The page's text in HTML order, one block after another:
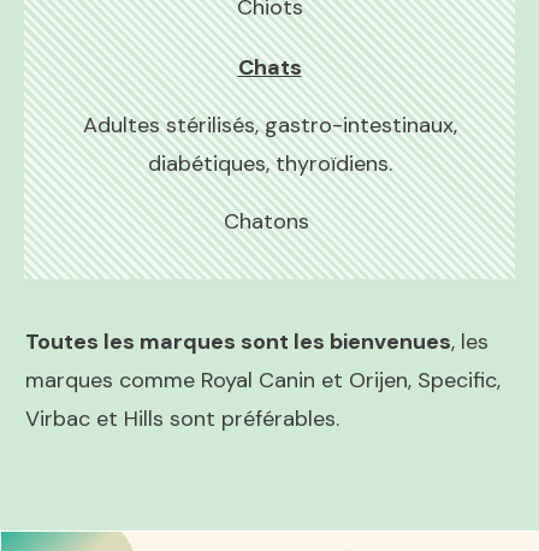
Chiots
Chats
Adultes stérilisés, gastro-intestinaux,
diabétiques, thyroïdiens.
Chatons
Toutes les marques sont les bienvenues, les
marques comme Royal Canin et Orijen, Specific,
Virbac et Hills sont préférables.